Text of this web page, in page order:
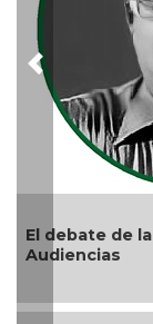
El debate de la
Audiencias